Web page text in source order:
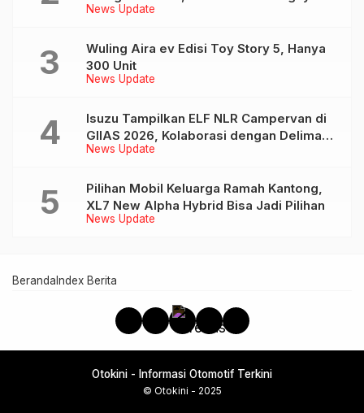
News Update
News Update
Wuling Aira ev Edisi Toy Story 5, Hanya
300 Unit
News Update
Isuzu Tampilkan ELF NLR Campervan di
GIIAS 2026, Kolaborasi dengan Delima
Mandiri dan JAJAGO
News Update
Pilihan Mobil Keluarga Ramah Kantong,
XL7 New Alpha Hybrid Bisa Jadi Pilihan
Beranda Index Berita
Otokini - Informasi Otomotif Terkini
© Otokini - 2025